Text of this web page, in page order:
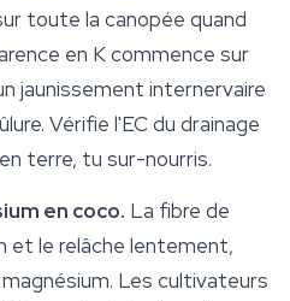
toute la canopée quand
en K commence sur
jaunissement internervaire
Vérifie l'EC du drainage
terre, tu sur-nourris.
en coco. La fibre de
et le relâche lentement,
Les cultivateurs